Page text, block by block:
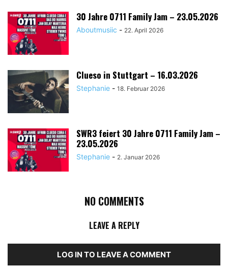
30 Jahre 0711 Family Jam – 23.05.2026
Aboutmusiic - 22. April 2026
Clueso in Stuttgart – 16.03.2026
Stephanie - 18. Februar 2026
SWR3 feiert 30 Jahre 0711 Family Jam –
23.05.2026
Stephanie - 2. Januar 2026
NO COMMENTS
LEAVE A REPLY
LOG IN TO LEAVE A COMMENT